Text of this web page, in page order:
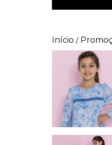
Início /